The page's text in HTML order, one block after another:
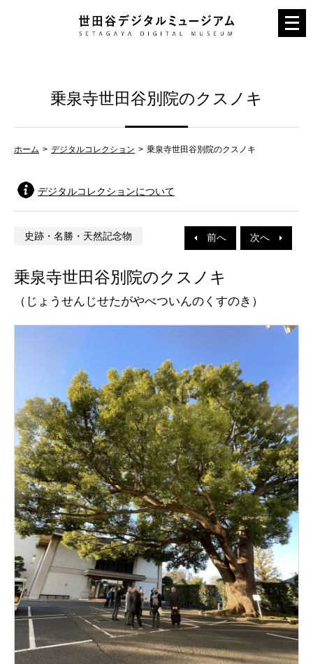
メ
ニ
乗泉寺世田谷別院のクスノキ
ホーム デジタルコレクション 乗泉寺世田谷別院のクスノキ
デジタルコレクションについて
前へ 次へ
史跡・名勝・天然記念物
乗泉寺世田谷別院のクスノキ
（じょうせんじせたがやべついんのくすのき）